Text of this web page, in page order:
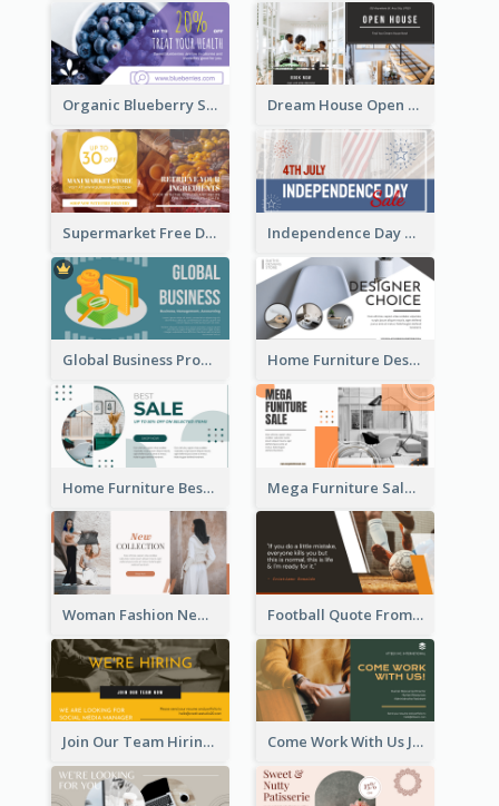
Organic Blueberry Sales Facebook Ad Dream House Open House Facebook Ad
Supermarket Free Delivery Facebook Ad Independence Day Sale Facebook Ad
Global Business Promotional Facebook Ad (With Illustration) Home Furniture Design Store Facebook Ad
Home Furniture Best Sale Facebook Ad Mega Furniture Sale Facebook Ad
Woman Fashion New Collection Facebook Ad Football Quote From Football Legends Facebook Ad
Join Our Team Hiring Job Facebook Ad Come Work With Us Job Hiring Facebook Ad